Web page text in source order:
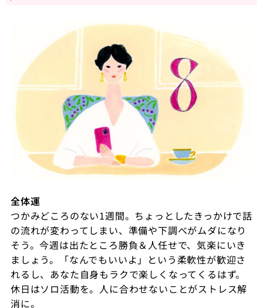
全体運
つかみどころのない1週間。ちょっとしたきっかけで話
の流れが変わってしまい、準備や下調べがムダになり
そう。今週は出たところ勝負＆人任せで、気楽にいき
ましょう。「なんでもいいよ」という柔軟性が歓迎さ
れるし、あなた自身もラクで楽しくなってくるはず。
休日はソロ活動を。人に合わせないことがストレス解
消に。